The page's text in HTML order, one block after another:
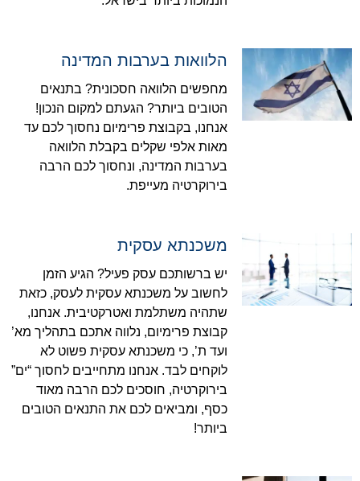
הלוואות בערבות המדינה
מחפשים הלוואה חסכונית? בתנאים
הטובים ביותר? הגעתם למקום הנכון!
אנחנו, בקבוצת פרימיום נחסוך לכם עד
מאות אלפי שקלים בקבלת הלוואה
בערבות המדינה, ונחסוך לכם הרבה
בירוקרטיה מעייפת.
משכנתא עסקית
יש ברשותכם עסק פעיל? הגיע הזמן
לחשוב על משכנתא עסקית לעסק, כזאת
שתהיה משתלמת ואטרקטיבית. אנחנו,
קבוצת פרימיום, נלווה אתכם בתהליך מא’
ועד ת’, כי משכנתא עסקית פשוט לא
לוקחים לבד. אנחנו מתחייבים לחסוך “ים”
בירוקרטיה, חוסכים לכם הרבה מאוד
כסף, ומביאים לכם את התנאים הטובים
ביותר!